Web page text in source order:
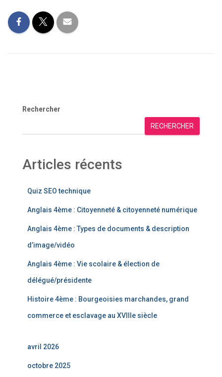
Rechercher
RECHERCHER
Articles récents
Quiz SEO technique
Anglais 4ème : Citoyenneté & citoyenneté numérique
Anglais 4ème : Types de documents & description
d’image/vidéo
Anglais 4ème : Vie scolaire & élection de
délégué/présidente
Histoire 4ème : Bourgeoisies marchandes, grand
commerce et esclavage au XVIIIe siècle
avril 2026
octobre 2025